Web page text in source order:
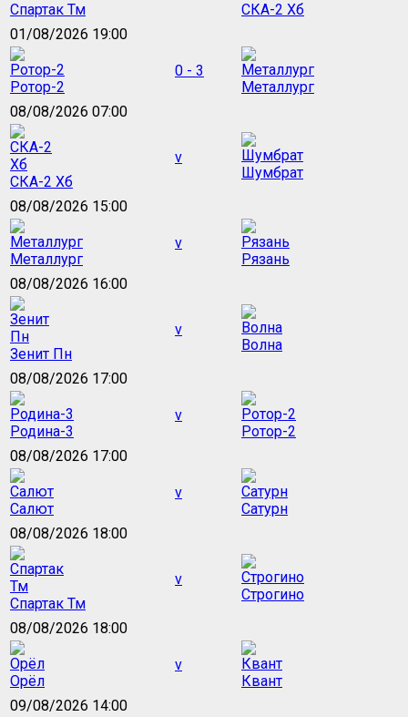
Спартак Тм
СКА-2 Хб
01/08/2026 19:00
Ротор-2
0 - 3
Металлург
08/08/2026 07:00
СКА-2 Хб
v
Шумбрат
08/08/2026 15:00
Металлург
v
Рязань
08/08/2026 16:00
Зенит Пн
v
Волна
08/08/2026 17:00
Родина-3
v
Ротор-2
08/08/2026 17:00
Салют
v
Сатурн
08/08/2026 18:00
Спартак Тм
v
Строгино
08/08/2026 18:00
Орёл
v
Квант
09/08/2026 14:00